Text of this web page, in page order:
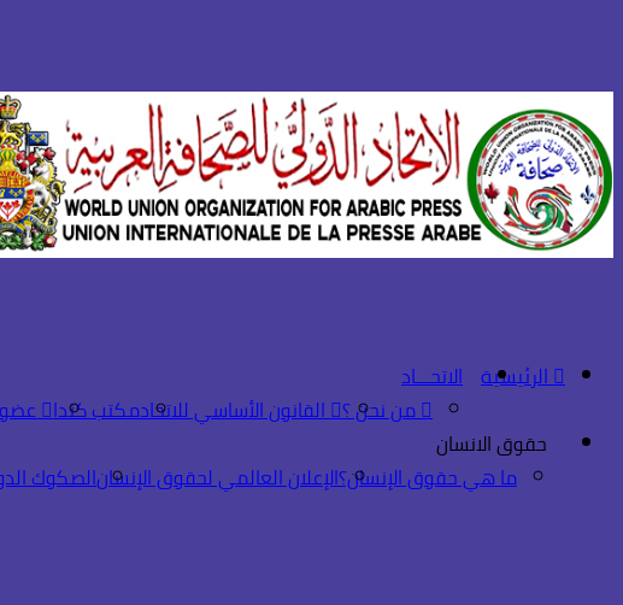
الرئيسية الاتحـــاد
من نحن ؟ القانون الأساسي للاتحادمكتب كندا
حقوق الانسان
ما هي حقوق الإنسان؟الإعلان العالمي لحقوق الإنسانالصكوك